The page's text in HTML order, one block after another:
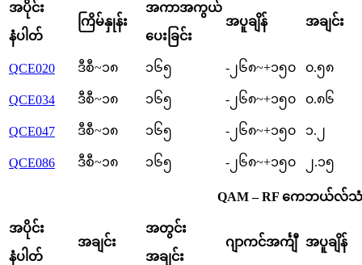
အပိုင်း
နံပါတ်
ကြိမ်နှုန်း
အကာအကွယ်
ပေးခြင်း
အပူချိန် အချင်း
QCE020 ဒီစီ~၁၈ ၁၆၅ -၂၆၈~+၁၅၀ ၀.၅၈
QCE034 ဒီစီ~၁၈ ၁၆၅ -၂၆၈~+၁၅၀ ၀.၈၆
QCE047 ဒီစီ~၁၈ ၁၆၅ -၂၆၈~+၁၅၀ ၁.၂
QCE086 ဒီစီ~၁၈ ၁၆၅ -၂၆၈~+၁၅၀ ၂.၁၅
QAM – RF ကေဘယ်လ်သံခ
အပိုင်း
နံပါတ်
အချင်း
အတွင်း
အချင်း
ဂျာကင်အင်္ကျီ အပူချိန်